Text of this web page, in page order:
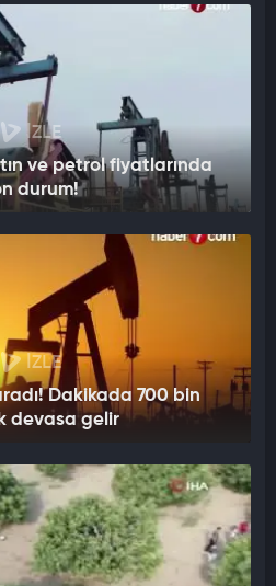
İZLE
ve petrol fiyatlarında
durum!
İZLE
Dakikada 700 bin
devasa gelir